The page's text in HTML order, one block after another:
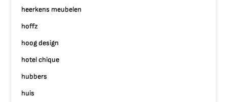
heerkens meubelen
hoffz
hoog design
hotel chique
hubbers
huis